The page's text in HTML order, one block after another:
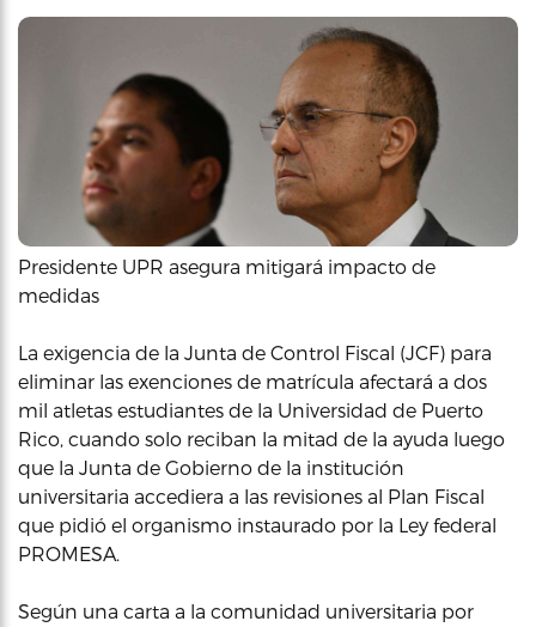
Presidente UPR asegura mitigará impacto de
medidas
La exigencia de la Junta de Control Fiscal (JCF) para
eliminar las exenciones de matrícula afectará a dos
mil atletas estudiantes de la Universidad de Puerto
Rico, cuando solo reciban la mitad de la ayuda luego
que la Junta de Gobierno de la institución
universitaria accediera a las revisiones al Plan Fiscal
que pidió el organismo instaurado por la Ley federal
PROMESA.
Según una carta a la comunidad universitaria por